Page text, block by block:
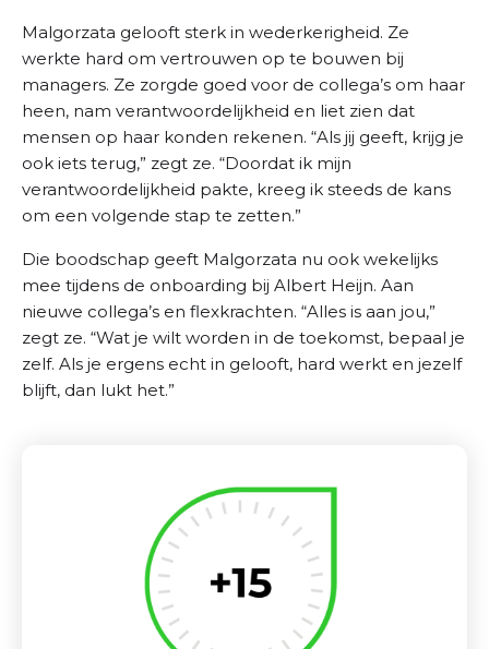
Malgorzata gelooft sterk in wederkerigheid. Ze
werkte hard om vertrouwen op te bouwen bij
managers. Ze zorgde goed voor de collega’s om haar
heen, nam verantwoordelijkheid en liet zien dat
mensen op haar konden rekenen. “Als jij geeft, krijg je
ook iets terug,” zegt ze. “Doordat ik mijn
verantwoordelijkheid pakte, kreeg ik steeds de kans
om een volgende stap te zetten.”
Die boodschap geeft Malgorzata nu ook wekelijks
mee tijdens de onboarding bij Albert Heijn. Aan
nieuwe collega’s en flexkrachten. “Alles is aan jou,”
zegt ze. “Wat je wilt worden in de toekomst, bepaal je
zelf. Als je ergens echt in gelooft, hard werkt en jezelf
blijft, dan lukt het.”